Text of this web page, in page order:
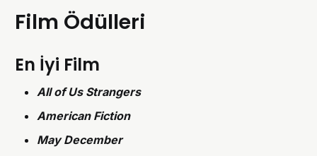
Film Ödülleri
En İyi Film
All of Us Strangers
American Fiction
May December